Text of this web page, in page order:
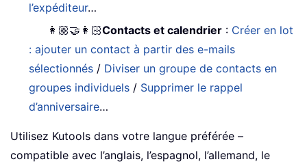
l’expéditeur…
👩🏼‍🤝‍👩🏻Contacts et calendrier : Créer en lot
: ajouter un contact à partir des e-mails
sélectionnés / Diviser un groupe de contacts en
groupes individuels / Supprimer le rappel
d’anniversaire…
Utilisez Kutools dans votre langue préférée –
compatible avec l’anglais, l’espagnol, l’allemand, le